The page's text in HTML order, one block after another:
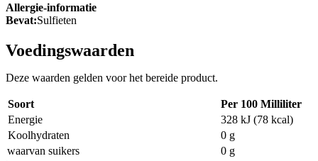
Allergie-informatie
Bevat:Sulfieten
Voedingswaarden
Deze waarden gelden voor het bereide product.
Soort
Per 100 Milliliter
Energie
328 kJ (78 kcal)
Koolhydraten
0 g
waarvan suikers
0 g